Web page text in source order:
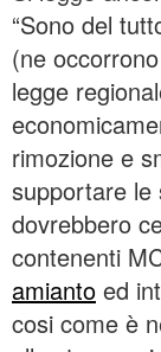
“Sono del
(ne
legge
rimozione e
supportare le
dovrebbero
contenenti
amianto ed
cosi come è